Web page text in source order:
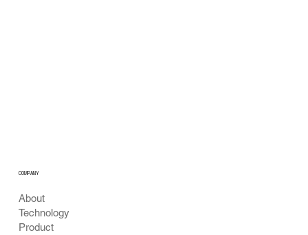
About
Technology
Product
COMPANY